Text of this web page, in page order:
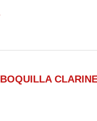
BOQUILLA